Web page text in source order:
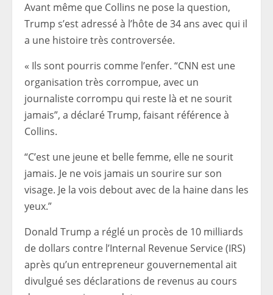
Avant même que Collins ne pose la question,
Trump s’est adressé à l’hôte de 34 ans avec qui il
a une histoire très controversée.
« Ils sont pourris comme l’enfer. “CNN est une
organisation très corrompue, avec un
journaliste corrompu qui reste là et ne sourit
jamais”, a déclaré Trump, faisant référence à
Collins.
“C’est une jeune et belle femme, elle ne sourit
jamais. Je ne vois jamais un sourire sur son
visage. Je la vois debout avec de la haine dans les
yeux.”
Donald Trump a réglé un procès de 10 milliards
de dollars contre l’Internal Revenue Service (IRS)
après qu’un entrepreneur gouvernemental ait
divulgué ses déclarations de revenus au cours